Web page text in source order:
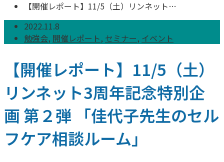
【開催レポート】11/5（土）リンネット…
2022.11.8
勉強会, 開催レポート, セミナー, イベント
【開催レポート】11/5（土）
リンネット3周年記念特別企
画 第２弾 「佳代子先生のセル
フケア相談ルーム」